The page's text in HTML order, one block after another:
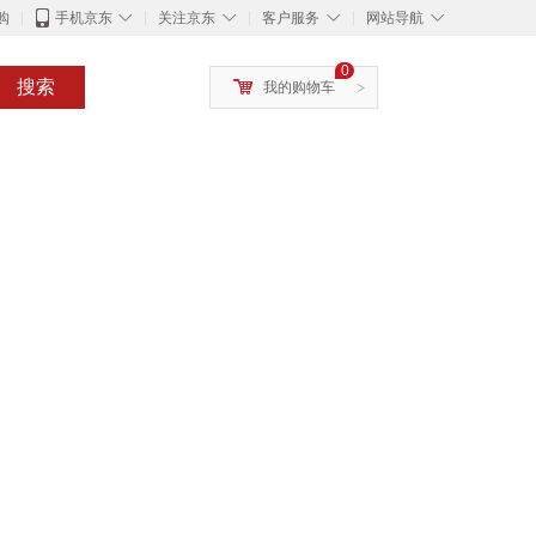
◇
手机京东 ◇
关注京东 ◇
客户服务 ◇
网站导航
搜索 >
0
我的购物车